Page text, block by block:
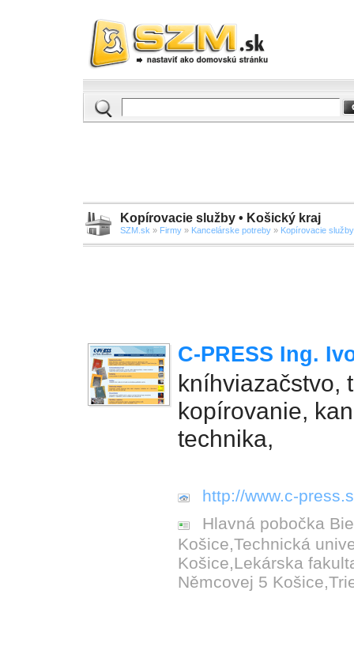
Kopírovacie služby • Košický kraj
SZM.sk » Firmy » Kancelárske potreby » Kopírovacie služby
C-PRESS Ing.
kníhviazačstvo,
kopírovanie,
technika,
http://www.c-
Hlavná pobočka
Košice,Technická
Košice,Lekárska
Němcovej 5